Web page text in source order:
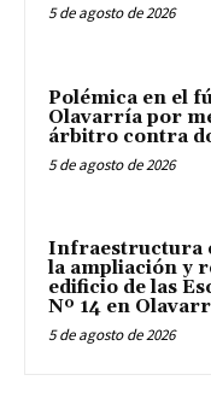
5 de agosto de 2026
Polémica en el
Olavarría por
árbitro contra
5 de agosto de 2026
Infraestructura
la ampliación y
edificio de las
Nº 14 en
5 de agosto de 2026